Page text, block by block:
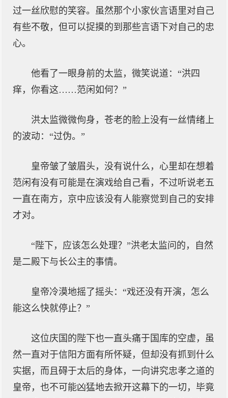
过一丝欣慰的笑容。虽然那个小家伙言语里对自己
有些不敬，但可以捉摸的到那些言语下对自己的忠
心。
他看了一眼身前的太监，微笑说道：“洪四
痒，你看这……范闲如何？”
洪太监微微佝身，苍老的脸上没有一丝情绪上
的波动：“过伪。”
皇帝皱了皱眉头，没有说什么，心里却在想着
范闲有没有可能是在演戏给自己看，不过听说老五
一直在南方，京中应该没有人能察觉到自己的安排
才对。
“陛下，应该怎么处理？”洪老太监问的，自然
是二殿下与长公主的事情。
皇帝冷漠地摇了摇头：“戏还没有开演，怎么
能这么快就停止？”
这位庆国的陛下也一直头痛于国库的空虚，虽
然一直对于信阳方面有所怀疑，但却没有抓到什么
实据，而且碍于太后的身体，一向讲究忠孝之道的
皇帝，也不可能凶猛地去掀开这幕下的一切，毕竟